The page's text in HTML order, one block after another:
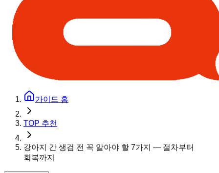
가이드 홈
TOP 추천
강아지 간 생검 전 꼭 알아야 할 7가지 — 절차부터
회복까지